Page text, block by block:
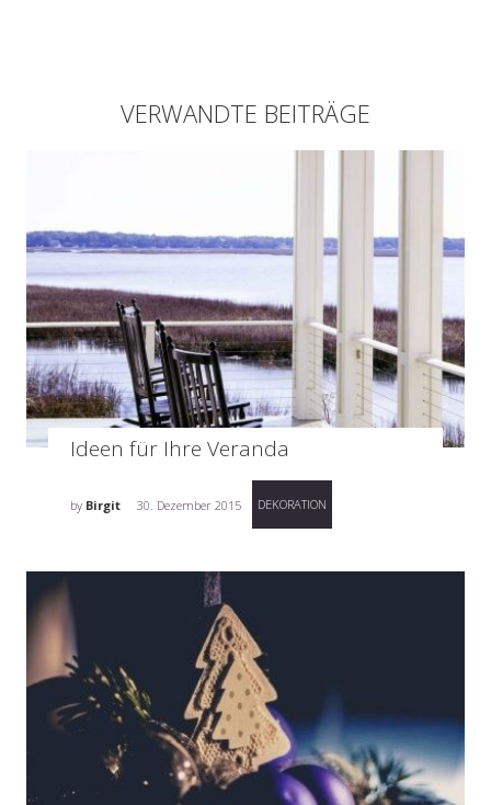
VERWANDTE BEITRÄGE
Ideen für Ihre Veranda
by Birgit 30. Dezember 2015 DEKORATION